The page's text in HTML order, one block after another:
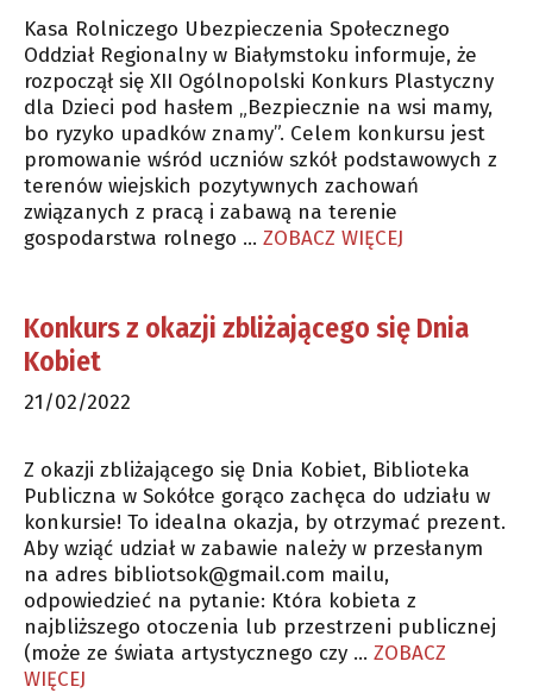
Kasa Rolniczego Ubezpieczenia Społecznego
Oddział Regionalny w Białymstoku informuje, że
rozpoczął się XII Ogólnopolski Konkurs Plastyczny
dla Dzieci pod hasłem „Bezpiecznie na wsi mamy,
bo ryzyko upadków znamy”. Celem konkursu jest
promowanie wśród uczniów szkół podstawowych z
terenów wiejskich pozytywnych zachowań
związanych z pracą i zabawą na terenie
gospodarstwa rolnego … ZOBACZ WIĘCEJ
Konkurs z okazji zbliżającego się Dnia
Kobiet
21/02/2022
Z okazji zbliżającego się Dnia Kobiet, Biblioteka
Publiczna w Sokółce gorąco zachęca do udziału w
konkursie! To idealna okazja, by otrzymać prezent.
Aby wziąć udział w zabawie należy w przesłanym
na adres bibliotsok@gmail.com mailu,
odpowiedzieć na pytanie: Która kobieta z
najbliższego otoczenia lub przestrzeni publicznej
(może ze świata artystycznego czy … ZOBACZ
WIĘCEJ